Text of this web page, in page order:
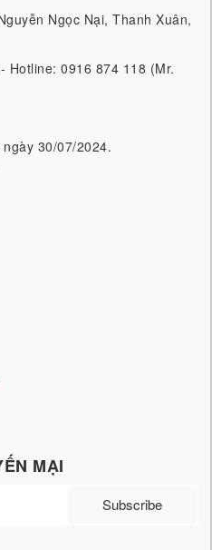
Ngọc Nại, Thanh Xuân,
Hotline: 0916 874 118 (Mr.
30/07/2024.
MẠI